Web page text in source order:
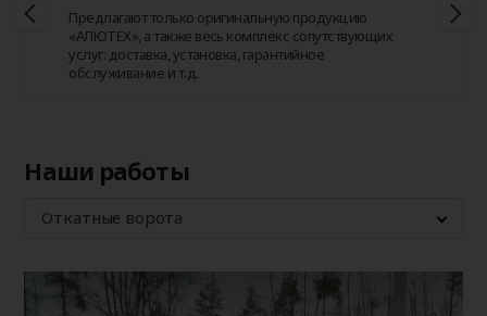
Предлагают только оригинальную продукцию
«АЛЮТЕХ», а также весь комплекс сопутствующих
услуг: доставка, установка, гарантийное
обслуживание и т.д.
Наши работы
Откатные ворота